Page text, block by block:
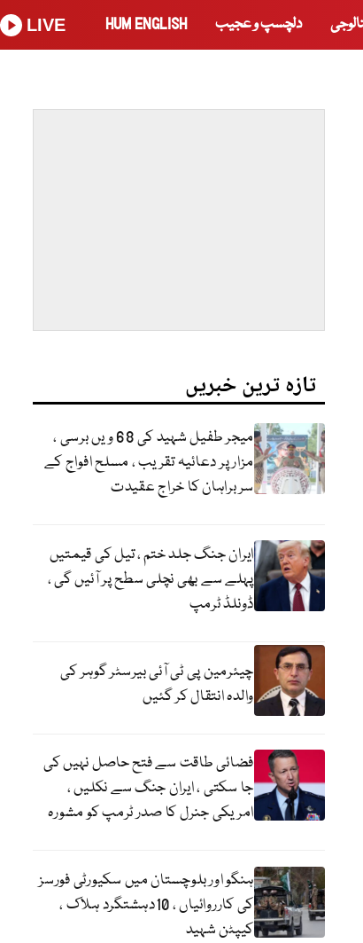
دلچسپ و عجیب HUM ENGLISH
LIVE
تازہ ترین خبریں
میجر طفیل شہید کی 68 ویں برسی ،
مزار پر دعائیہ تقریب ، مسلح افواج کے
سربراہان کا خراج عقیدت
ایران جنگ جلد ختم ، تیل کی قیمتیں
پہلے سے بھی نچلی سطح پر آئیں گی ،
ڈونلڈ ٹرمپ
چیئرمین پی ٹی آئی بیرسٹر گوہر کی
والدہ انتقال کر گئیں
فضائی طاقت سے فتح حاصل نہیں کی
جا سکتی ، ایران جنگ سے نکلیں ،
امریکی جنرل کا صدر ٹرمپ کو مشورہ
ہنگو اور بلوچستان میں سکیورٹی فورسز
کی کارروائیاں ، 10دہشتگرد ہلاک ،
کیپٹن شہید